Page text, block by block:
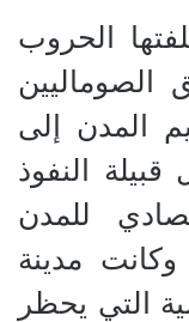
الحروب
الصوماليين
المدن إلى
النفوذ
للمدن
مدينة
التي يحظر